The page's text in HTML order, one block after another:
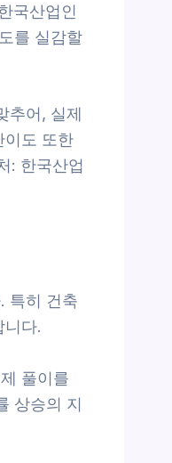
국산업인
를 실감할
추어, 실제
이도 또한
: 한국산업
특히 건축
니다.
풀이를
상승의 지